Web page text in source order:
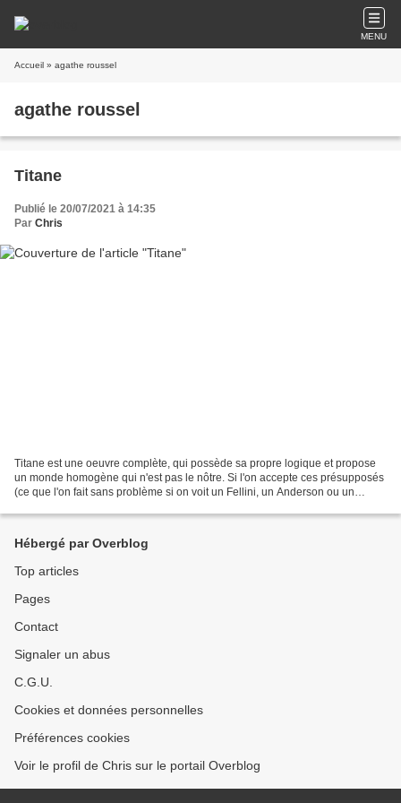
MENU
Accueil » agathe roussel
agathe roussel
Titane
Publié le 20/07/2021 à 14:35
Par Chris
Titane est une oeuvre complète, qui possède sa propre logique et propose
un monde homogène qui n'est pas le nôtre. Si l'on accepte ces présupposés
(ce que l'on fait sans problème si on voit un Fellini, un Anderson ou un
Hébergé par Overblog
Top articles
Pages
Contact
Signaler un abus
C.G.U.
Cookies et données personnelles
Préférences cookies
Voir le profil de Chris sur le portail Overblog